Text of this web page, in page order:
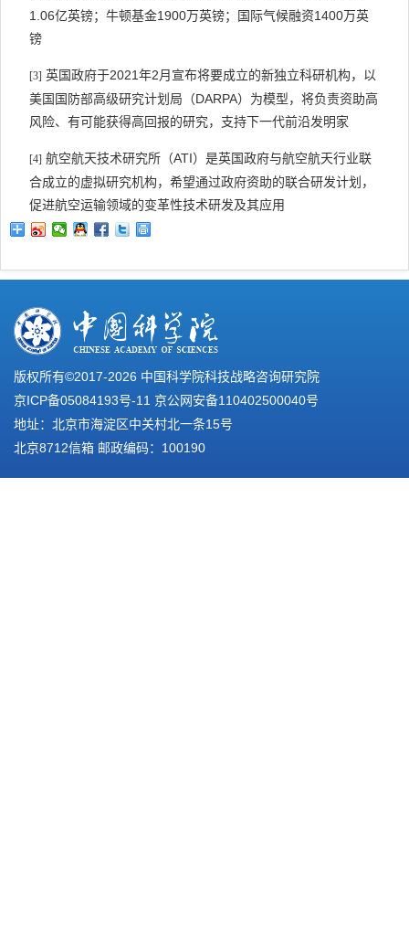
1.06亿英镑；牛顿基金1900万英镑；国际气候融资1400万英
镑
[3] 英国政府于2021年2月 宣布将要成立的新独立科研机构， 以
美国国防部高级研究计划局 （DARPA）为模型，将负责资助高
风险、有可能获得高回报的研究， 支持下一代前沿发明家
[4] 航空航天技术研究所（ATI）是英国政府与航空航天行业联
合成立的虚拟研究机构，希望通过政府资助的联合研发计划，
促进航空运输领域的变革性技术研发及其应用
版权所有©2017-2026 中国科学院科技战略咨询研究院
京ICP备05084193号-11 京公网安备110402500040号
地址：北京市海淀区中关村北一条15号
北京8712信箱 邮政编码：100190